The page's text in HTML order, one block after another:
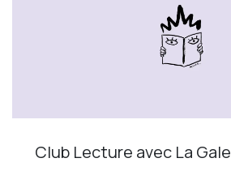
Club Lecture avec La Gale